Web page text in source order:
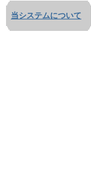
当システムについて